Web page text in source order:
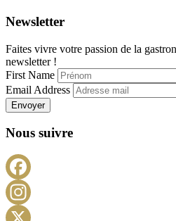
Newsletter
Faites vivre votre passion de la
newsletter !
First Name
Email Address
Envoyer
Nous suivre